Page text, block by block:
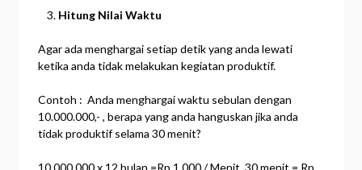
Hitung Nilai Waktu
Agar ada menghargai setiap detik yang anda lewati
ketika anda tidak melakukan kegiatan produktif.
Contoh : Anda menghargai waktu sebulan dengan
10.000.000,- , berapa yang anda hanguskan jika anda
tidak produktif selama 30 menit?
10.000.000 x 12 bulan =Rp 1.000 / Menit, 30 menit = Rp